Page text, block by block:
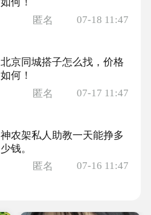
匿名
07-18 11:47
北京同城搭子怎么找，价格
如何！
匿名
07-17 11:47
神农架私人助教一天能挣多
少钱。
匿名
07-16 11:47